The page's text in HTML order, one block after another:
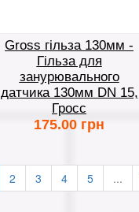
Gross гільза 130мм -
Гільза для
занурювального
датчика 130мм DN 15,
Гросс
175.00 грн
2 3 4 5 ...